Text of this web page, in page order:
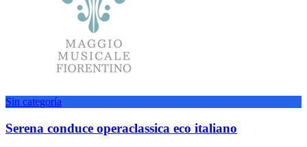
Sin categoría
Serena conduce operaclassica eco italiano